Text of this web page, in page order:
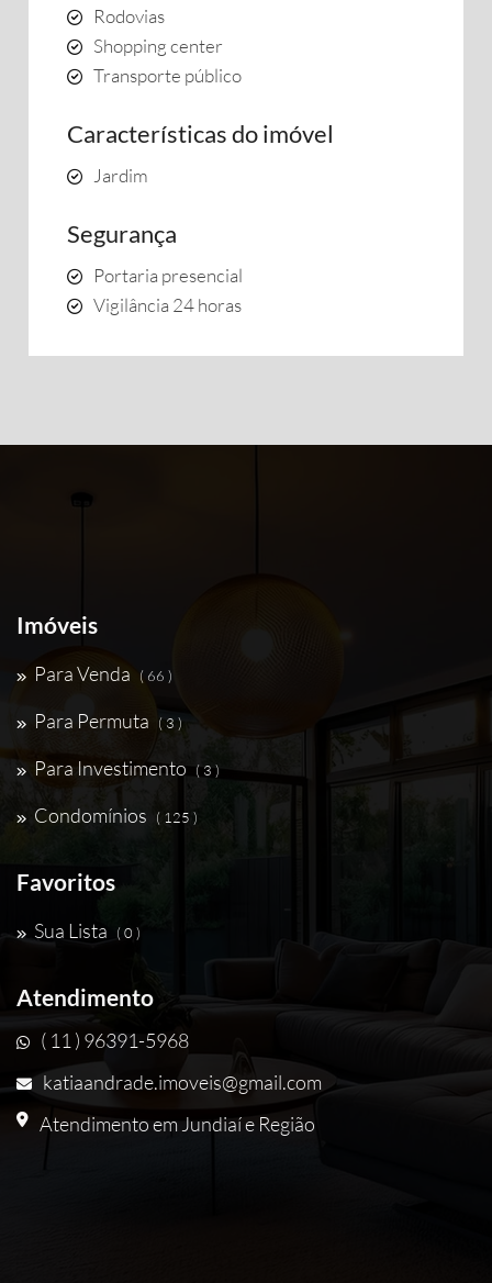
Rodovias
Shopping center
Transporte público
Características do imóvel
Jardim
Segurança
Portaria presencial
Vigilância 24 horas
Imóveis
Para Venda ( 66 )
Para Permuta ( 3 )
Para Investimento ( 3 )
Condomínios ( 125 )
Favoritos
Sua Lista ( 0 )
Atendimento
( 11 ) 96391-5968
katiaandrade.imoveis@gmail.com
Atendimento em Jundiaí e Região